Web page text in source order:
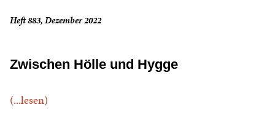
Heft 883, Dezember 2022
Zwischen Hölle und Hygge
(...lesen)